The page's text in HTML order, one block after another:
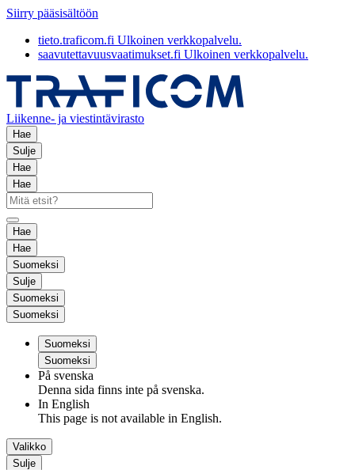
Siirry pääsisältöön
tieto.traficom.fi Ulkoinen verkkopalvelu.
saavutettavuusvaatimukset.fi Ulkoinen verkkopalvelu.
Liikenne- ja viestintävirasto
Hae
Sulje
Hae
Hae
Hae
Hae
Suomeksi
Sulje
Suomeksi
Suomeksi
Suomeksi
Suomeksi
På svenska
Denna sida finns inte på svenska.
In English
This page is not available in English.
Valikko
Sulje